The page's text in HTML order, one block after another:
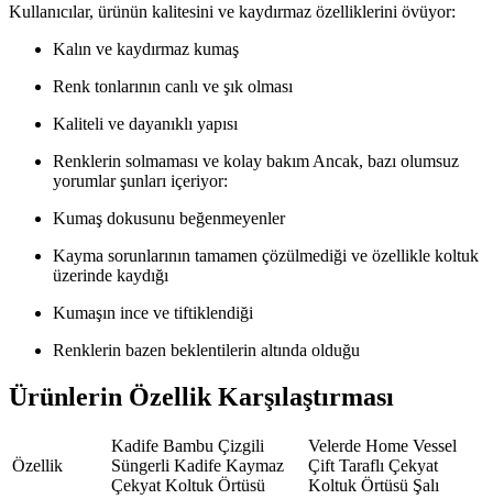
Kullanıcılar, ürünün kalitesini ve kaydırmaz özelliklerini övüyor:
Kalın ve kaydırmaz kumaş
Renk tonlarının canlı ve şık olması
Kaliteli ve dayanıklı yapısı
Renklerin solmaması ve kolay bakım Ancak, bazı olumsuz
yorumlar şunları içeriyor:
Kumaş dokusunu beğenmeyenler
Kayma sorunlarının tamamen çözülmediği ve özellikle koltuk
üzerinde kaydığı
Kumaşın ince ve tiftiklendiği
Renklerin bazen beklentilerin altında olduğu
Ürünlerin Özellik Karşılaştırması
Özellik
Kadife Bambu Çizgili
Süngerli Kadife Kaymaz
Çekyat Koltuk Örtüsü
Velerde Home Vessel
Çift Taraflı Çekyat
Koltuk Örtüsü Şalı